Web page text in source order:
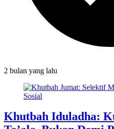
2 bulan yang lalu
Khutbah Iduladha: